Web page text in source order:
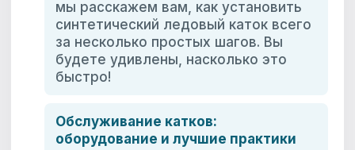
мы расскажем вам, как установить
синтетический ледовый каток всего
за несколько простых шагов. Вы
будете удивлены, насколько это
быстро!
Обслуживание катков:
оборудование и лучшие практики